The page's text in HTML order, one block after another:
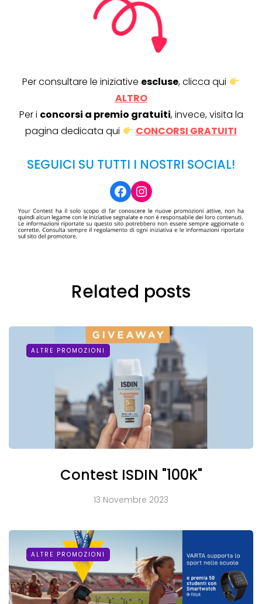
Per consultare le iniziative escluse, clicca qui
ALTRO
Per i concorsi a premio gratuiti, invece, visita la
pagina dedicata qui
CONCORSI GRATUITI
SEGUICI SU TUTTI I NOSTRI SOCIAL!
Facebook
Instagram
Related posts
ALTRE PROMOZIONI
Contest ISDIN "100K"
13 Novembre 2023
ALTRE PROMOZIONI